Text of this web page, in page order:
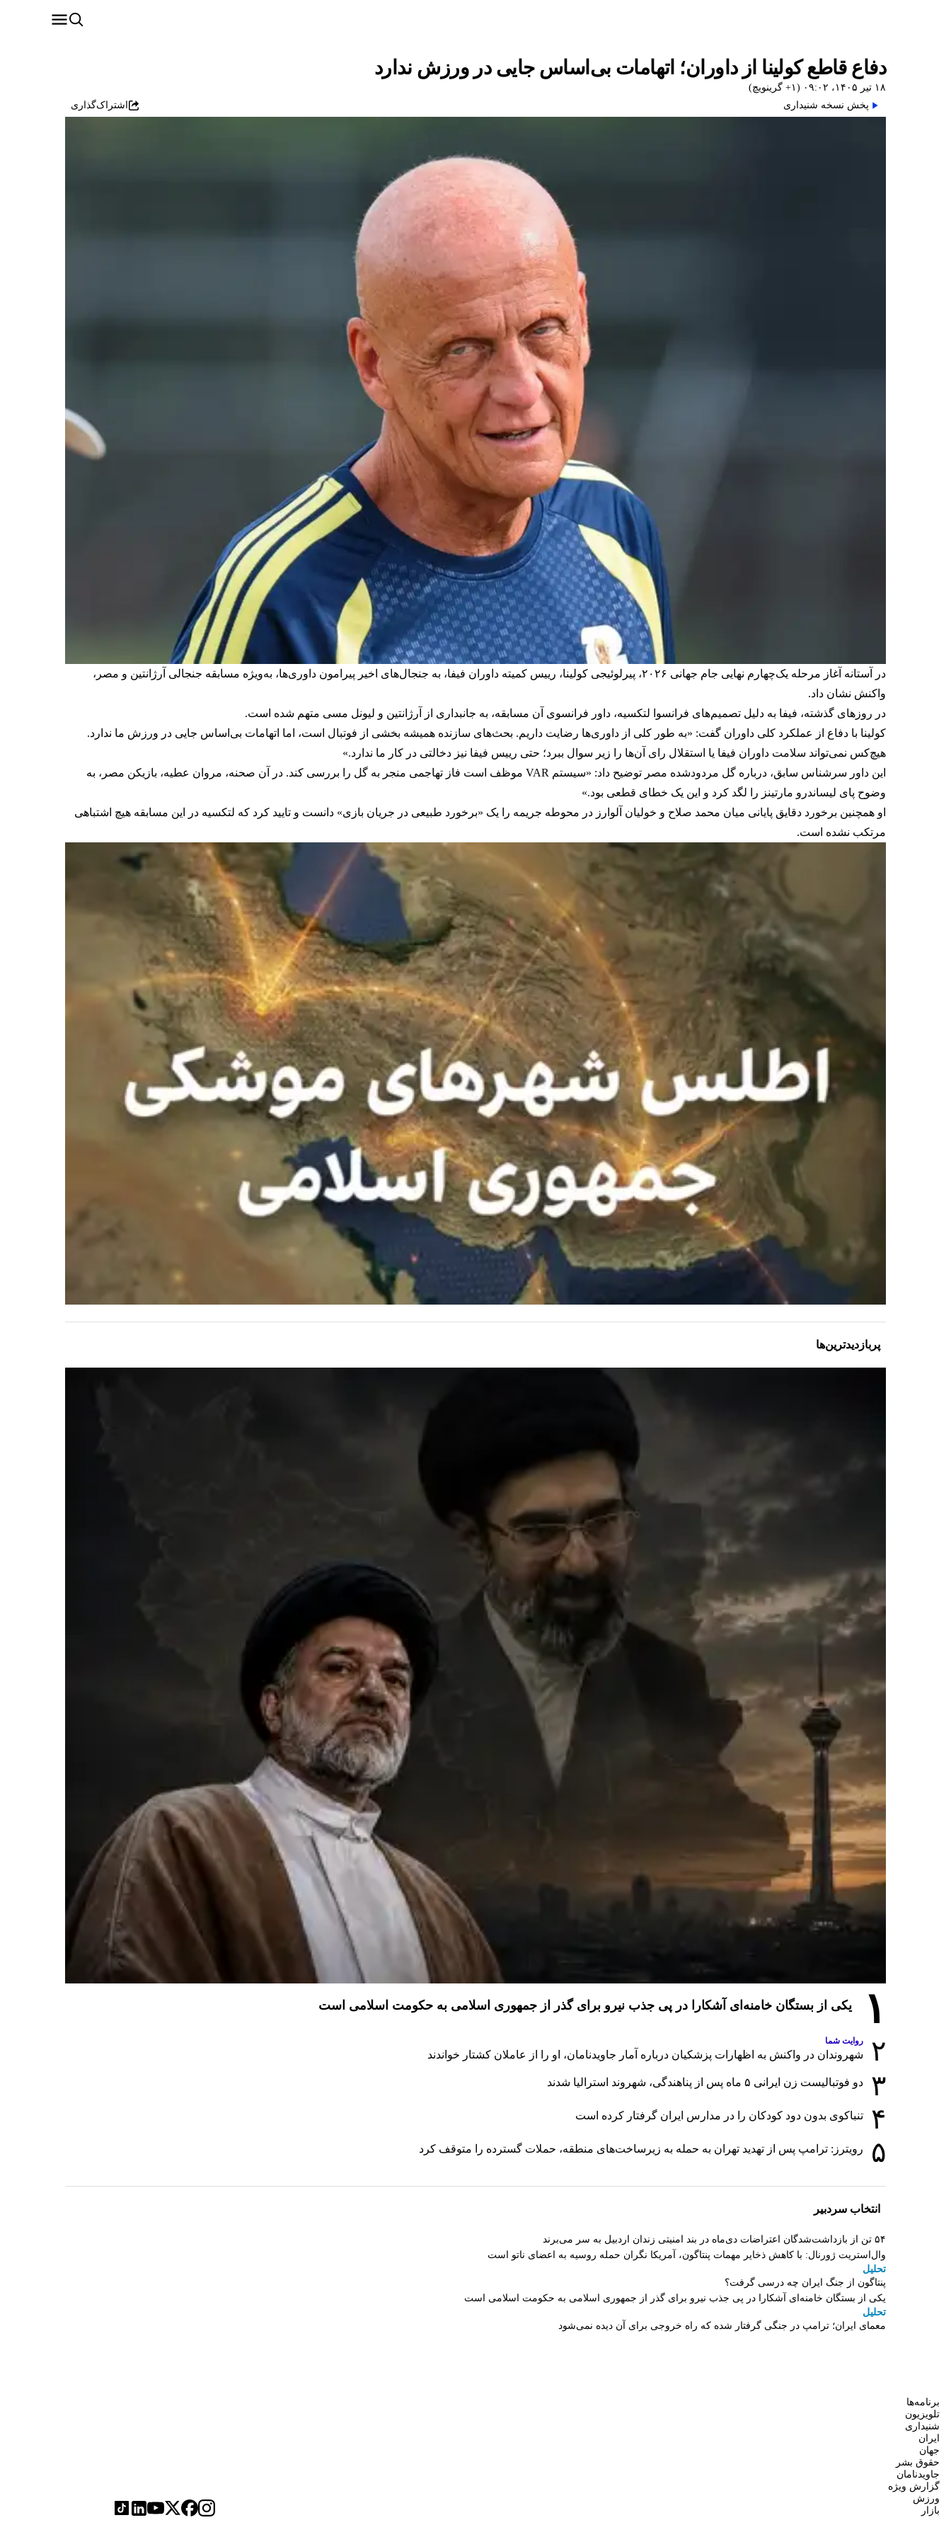
دفاع قاطع کولینا از داوران؛ اتهامات بی‌اساس جایی در ورزش ندارد
۱۸ تیر ۱۴۰۵، ۰۹:۰۲ (‎+۱ گرینویچ)
پخش نسخه شنیداری
اشتراک‌گذاری
در آستانه آغاز مرحله یک‌چهارم نهایی جام جهانی ۲۰۲۶، پیرلوئیجی کولینا، رییس کمیته داوران فیفا، به جنجال‌های اخیر پیرامون داوری‌ها، به‌ویژه مسابقه جنجالی آرژانتین و مصر،
واکنش نشان داد.
در روزهای گذشته، فیفا به دلیل تصمیم‌های فرانسوا لتکسیه، داور فرانسوی آن مسابقه، به جانبداری از آرژانتین و لیونل مسی متهم شده است.
کولینا با دفاع از عملکرد کلی داوران گفت: «به طور کلی از داوری‌ها رضایت داریم. بحث‌های سازنده همیشه بخشی از فوتبال است، اما اتهامات بی‌اساس جایی در ورزش ما ندارد.
هیچ‌کس نمی‌تواند سلامت داوران فیفا یا استقلال رای آن‌ها را زیر سوال ببرد؛ حتی رییس فیفا نیز دخالتی در کار ما ندارد.»
این داور سرشناس سابق، درباره گل مردودشده مصر توضیح داد: «سیستم VAR موظف است فاز تهاجمی منجر به گل را بررسی کند. در آن صحنه، مروان عطیه، بازیکن مصر، به
وضوح پای لیساندرو مارتینز را لگد کرد و این یک خطای قطعی بود.»
او همچنین برخورد دقایق پایانی میان محمد صلاح و خولیان آلوارز در محوطه جریمه را یک «برخورد طبیعی در جریان بازی» دانست و تایید کرد که لتکسیه در این مسابقه هیچ اشتباهی
مرتکب نشده است.
پربازدیدترین‌ها
۱ یکی از بستگان خامنه‌ای آشکارا در پی جذب نیرو برای گذر از جمهوری اسلامی به حکومت اسلامی است
۲ روایت شما
شهروندان در واکنش به اظهارات پزشکیان درباره آمار جاویدنامان، او را از عاملان کشتار خواندند
۳ دو فوتبالیست زن ایرانی ۵ ماه پس از پناهندگی، شهروند استرالیا شدند
۴ تنباکوی بدون دود کودکان را در مدارس ایران گرفتار کرده است
۵ رویترز: ترامپ پس از تهدید تهران به حمله به زیرساخت‌های منطقه، حملات گسترده را متوقف کرد
انتخاب سردبیر
۵۴ تن از بازداشت‌شدگان اعتراضات دی‌ماه در بند امنیتی زندان اردبیل به سر می‌برند
وال‌استریت ژورنال: با کاهش ذخایر مهمات پنتاگون، آمریکا نگران حمله روسیه به اعضای ناتو‌ است
تحلیل
پنتاگون از جنگ ایران چه درسی گرفت؟
یکی از بستگان خامنه‌ای آشکارا در پی جذب نیرو برای گذر از جمهوری اسلامی به حکومت اسلامی است
تحلیل
معمای ایران؛ ترامپ در جنگی گرفتار شده که راه خروجی برای آن دیده نمی‌شود
برنامه‌ها
تلویزیون
شنیداری
ایران
جهان
حقوق بشر
جاویدنامان
گزارش ویژه
ورزش
بازار